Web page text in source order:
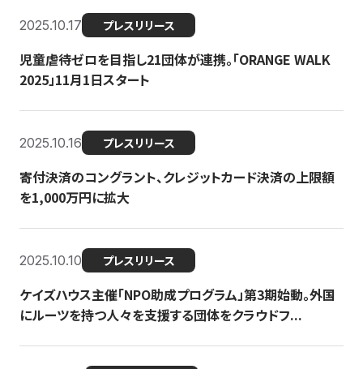
2025.10.17 プレスリリース
児童虐待ゼロを目指し21団体が連携。「ORANGE WALK
2025」11月1日スタート
2025.10.16 プレスリリース
寄付決済のコングラント、クレジットカード決済の上限額
を1,000万円に拡大
2025.10.10 プレスリリース
ケイズハウス主催「NPO助成プログラム」第3期始動。外国
にルーツを持つ人々を支援する団体をクラウドフ...